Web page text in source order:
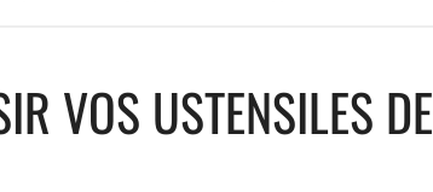
VOS USTENSILES DE